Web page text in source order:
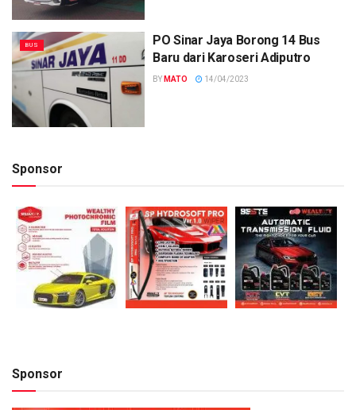
BUS
PO Sinar Jaya Borong 14 Bus
Baru dari Karoseri Adiputro
BY MATO 14/04/2023
Sponsor
Sponsor